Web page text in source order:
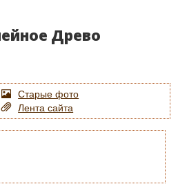
Древо
Старые фото
Лента сайта